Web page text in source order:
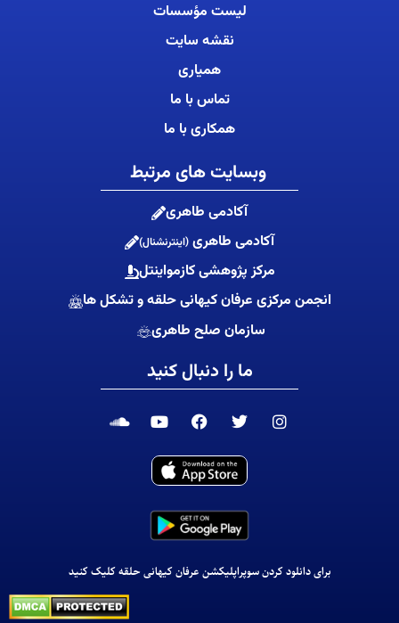
لیست مؤسسات
نقشه سایت
همیاری
تماس با ما
همکاری با ما
وبسایت های مرتبط
آکادمی طاهری
آکادمی طاهری (اینترنشنال)
مرکز پژوهشی کازمواینتل
انجمن مرکزی عرفان کیهانی حلقه و تشکل ها
سازمان صلح طاهری
ما را دنبال کنید
S
d
Y
u
t
u
e
F
c
e
b
o
k
T
i
t
r
I
برای دانلود کردن سوپراپلیکشن عرفان کیهانی حلقه کلیک کنید